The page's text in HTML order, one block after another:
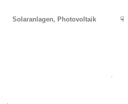
Solaranlagen, Photovoltaik ☟